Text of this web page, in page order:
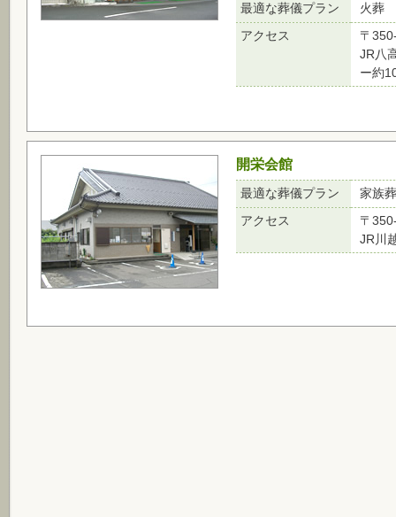
最適な葬儀プラン
火葬
アクセス
〒
JR八
ー約
開栄会館
最適な葬儀プラン
家族
アクセス
〒
JR川